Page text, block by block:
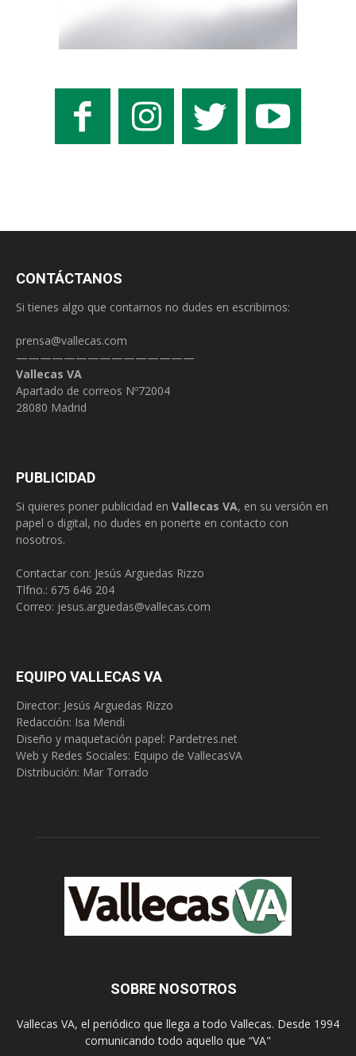
CONTÁCTANOS
Si tienes algo que contarnos no dudes en escribirnos:
prensa@vallecas.com
———————————————
Vallecas VA
Apartado de correos Nº72004
28080 Madrid
PUBLICIDAD
Si quieres poner publicidad en Vallecas VA, en su versión en
papel o digital, no dudes en ponerte en contacto con
nosotros.
Contactar con: Jesús Arguedas Rizzo
Tlfno.: 675 646 204
Correo: jesus.arguedas@vallecas.com
EQUIPO VALLECAS VA
Director: Jesús Arguedas Rizzo
Redacción: Isa Mendi
Diseño y maquetación papel: Pardetres.net
Web y Redes Sociales: Equipo de VallecasVA
Distribución: Mar Torrado
SOBRE NOSOTROS
Vallecas VA, el periódico que llega a todo Vallecas. Desde 1994
comunicando todo aquello que “VA"